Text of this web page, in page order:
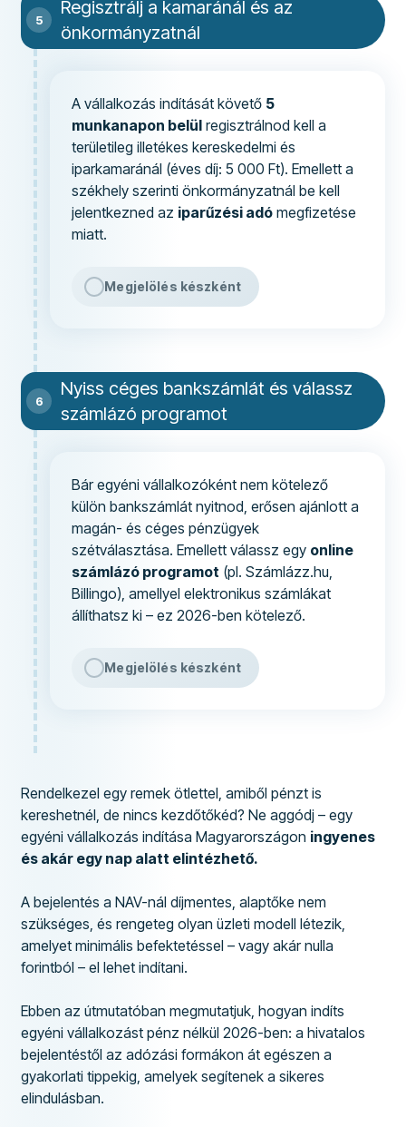
Regisztrálj a kamaránál és az
önkormányzatnál
A vállalkozás indítását követő 5
munkanapon belül regisztrálnod kell a
területileg illetékes kereskedelmi és
iparkamaránál (éves díj: 5 000 Ft). Emellett a
székhely szerinti önkormányzatnál be kell
jelentkezned az iparűzési adó megfizetése
miatt.
Megjelölés készként
Nyiss céges bankszámlát és válassz
számlázó programot
Bár egyéni vállalkozóként nem kötelező
külön bankszámlát nyitnod, erősen ajánlott a
magán- és céges pénzügyek
szétválasztása. Emellett válassz egy online
számlázó programot (pl. Számlázz.hu,
Billingo), amellyel elektronikus számlákat
állíthatsz ki – ez 2026-ben kötelező.
Megjelölés készként
Rendelkezel egy remek ötlettel, amiből pénzt is
kereshetnél, de nincs kezdőtőkéd? Ne aggódj – egy
egyéni vállalkozás indítása Magyarországon ingyenes
és akár egy nap alatt elintézhető.
A bejelentés a NAV-nál díjmentes, alaptőke nem
szükséges, és rengeteg olyan üzleti modell létezik,
amelyet minimális befektetéssel – vagy akár nulla
forintból – el lehet indítani.
Ebben az útmutatóban megmutatjuk, hogyan indíts
egyéni vállalkozást pénz nélkül 2026-ben: a hivatalos
bejelentéstől az adózási formákon át egészen a
gyakorlati tippekig, amelyek segítenek a sikeres
elindulásban.